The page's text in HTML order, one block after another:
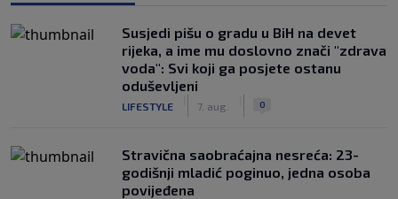
Susjedi pišu o gradu u BiH na devet
rijeka, a ime mu doslovno znači "zdrava
voda": Svi koji ga posjete ostanu
oduševljeni
LIFESTYLE 7. aug. 0
Stravična saobraćajna nesreća: 23-
godišnji mladić poginuo, jedna osoba
povijeđena